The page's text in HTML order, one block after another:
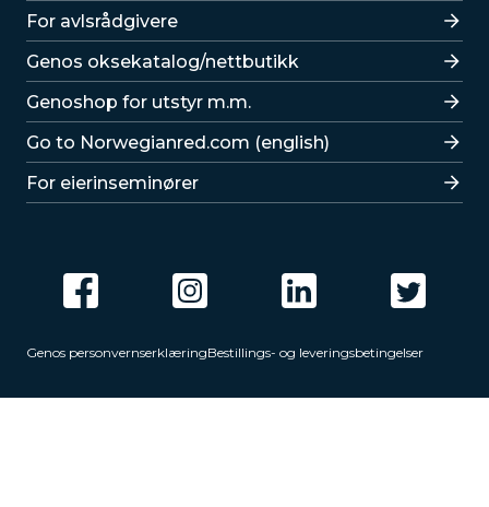
For avlsrådgivere
Lenker
Genos oksekatalog/nettbutikk
Genoshop for utstyr m.m.
Go to Norwegianred.com (english)
For eierinseminører
Genos personvernserklæringBestillings- og leveringsbetingelser